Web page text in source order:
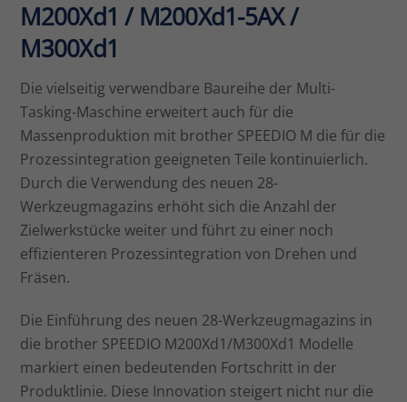
M200Xd1 / M200Xd1-5AX/
M300Xd1
Die vielseitig verwendbare Baureihe der Multi-
Tasking-Maschine erweitert auch für die
Massenproduktion mit brother SPEEDIO M die für die
Prozessintegration geeigneten Teile kontinuierlich.
Durch die Verwendung des neuen 28-
Werkzeugmagazins erhöht sich die Anzahl der
Zielwerkstücke weiter und führt zu einer noch
effizienteren Prozessintegration von Drehen und
Fräsen.
Die Einführung des neuen 28-Werkzeugmagazins in
die brother SPEEDIO M200Xd1/M300Xd1 Modelle
markiert einen bedeutenden Fortschritt in der
Produktlinie. Diese Innovation steigert nicht nur die